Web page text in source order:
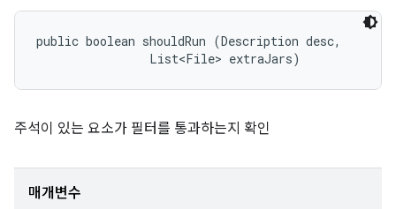
public boolean shouldRun (Description desc,
                List<File> extraJars)
주석이 있는 요소가 필터를 통과하는지 확인
매개변수